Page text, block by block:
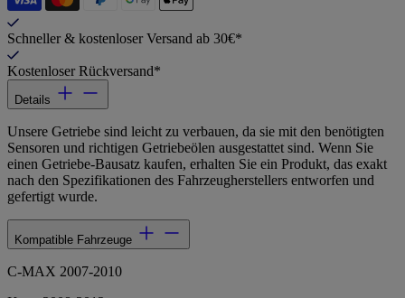
Schneller & kostenloser Versand ab 30€*
Kostenloser Rückversand*
Details
Unsere Getriebe sind leicht zu verbauen, da sie mit den benötigten
Sensoren und richtigen Getriebeölen ausgestattet sind. Wenn Sie
einen Getriebe-Bausatz kaufen, erhalten Sie ein Produkt, das exakt
nach den Spezifikationen des Fahrzeugherstellers entworfen und
gefertigt wurde.
Kompatible Fahrzeuge
C-MAX 2007-2010